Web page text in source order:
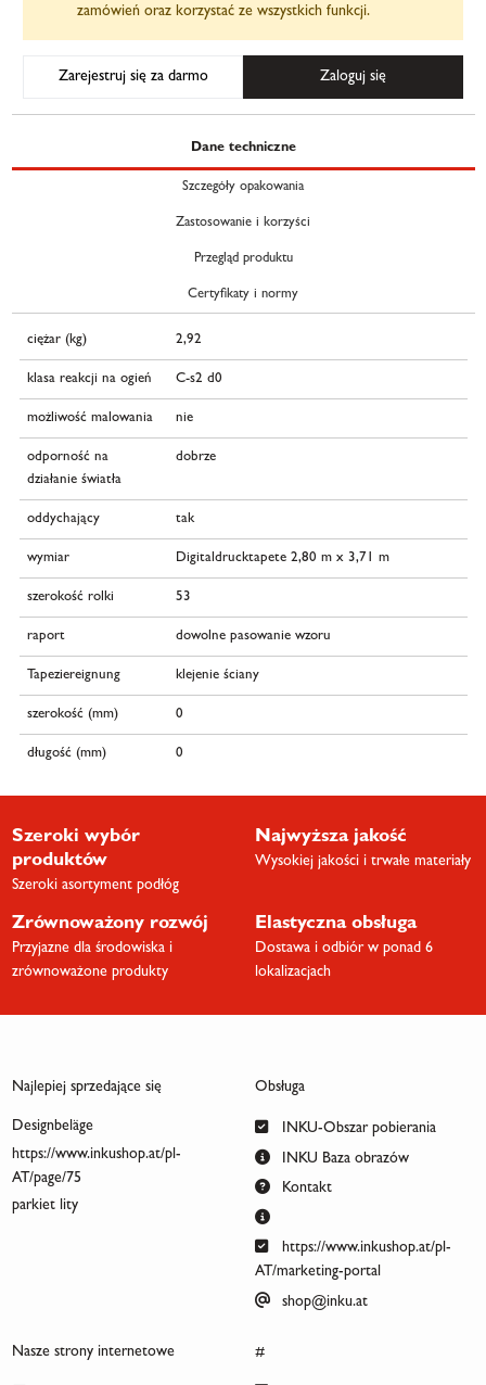
zamówień oraz korzystać ze wszystkich funkcji.
Zarejestruj się za darmo Zaloguj się
Dane techniczne
Szczegóły opakowania
Zastosowanie i korzyści
Przegląd produktu
Certyfikaty i normy
ciężar (kg) 2,92
klasa reakcji na ogień C-s2 d0
możliwość malowania nie
odporność na
działanie światła
dobrze
oddychający tak
wymiar Digitaldrucktapete 2,80 m x 3,71 m
szerokość rolki 53
raport dowolne pasowanie wzoru
Tapeziereignung klejenie ściany
szerokość (mm) 0
długość (mm) 0
Szeroki wybór
produktów
Szeroki asortyment podłóg
Najwyższa jakość
Wysokiej jakości i trwałe materiały
Zrównoważony rozwój
Przyjazne dla środowiska i
zrównoważone produkty
Elastyczna obsługa
Dostawa i odbiór w ponad 6
lokalizacjach
Najlepiej sprzedające się
Designbeläge
https://www.inkushop.at/pl-
AT/page/75
parkiet lity
Obsługa
INKU-Obszar pobierania
INKU Baza obrazów
Kontakt
https://www.inkushop.at/pl-
AT/marketing-portal
shop@inku.at
Nasze strony internetowe #